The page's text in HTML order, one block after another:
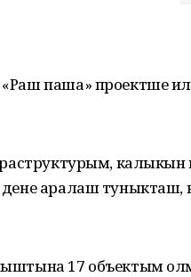
паша» проектше
аралаш туныкташ,
17 объектым